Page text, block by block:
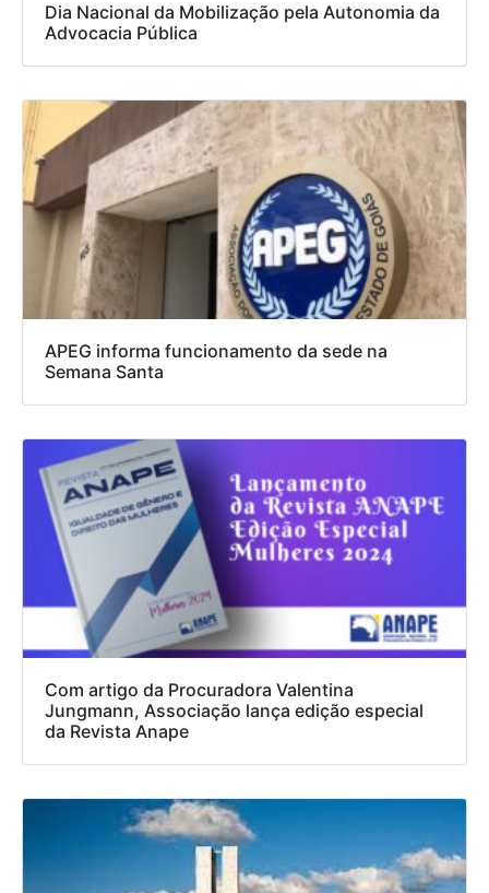
Dia Nacional da Mobilização pela Autonomia da
Advocacia Pública
APEG informa funcionamento da sede na
Semana Santa
Com artigo da Procuradora Valentina
Jungmann, Associação lança edição especial
da Revista Anape